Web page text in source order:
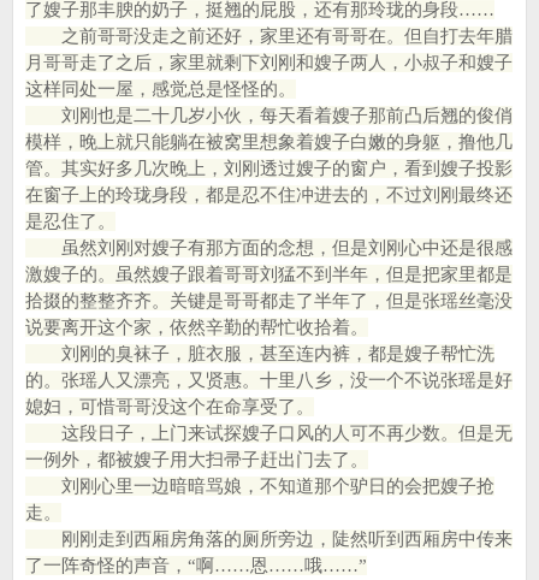
了嫂子那丰腴的奶子，挺翘的屁股，还有那玲珑的身段……
之前哥哥没走之前还好，家里还有哥哥在。但自打去年腊
月哥哥走了之后，家里就剩下刘刚和嫂子两人，小叔子和嫂子
这样同处一屋，感觉总是怪怪的。
刘刚也是二十几岁小伙，每天看着嫂子那前凸后翘的俊俏
模样，晚上就只能躺在被窝里想象着嫂子白嫩的身躯，撸他几
管。其实好多几次晚上，刘刚透过嫂子的窗户，看到嫂子投影
在窗子上的玲珑身段，都是忍不住冲进去的，不过刘刚最终还
是忍住了。
虽然刘刚对嫂子有那方面的念想，但是刘刚心中还是很感
激嫂子的。虽然嫂子跟着哥哥刘猛不到半年，但是把家里都是
拾掇的整整齐齐。关键是哥哥都走了半年了，但是张瑶丝毫没
说要离开这个家，依然辛勤的帮忙收拾着。
刘刚的臭袜子，脏衣服，甚至连内裤，都是嫂子帮忙洗
的。张瑶人又漂亮，又贤惠。十里八乡，没一个不说张瑶是好
媳妇，可惜哥哥没这个在命享受了。
这段日子，上门来试探嫂子口风的人可不再少数。但是无
一例外，都被嫂子用大扫帚子赶出门去了。
刘刚心里一边暗暗骂娘，不知道那个驴日的会把嫂子抢
走。
刚刚走到西厢房角落的厕所旁边，陡然听到西厢房中传来
了一阵奇怪的声音，“啊……恩……哦……”